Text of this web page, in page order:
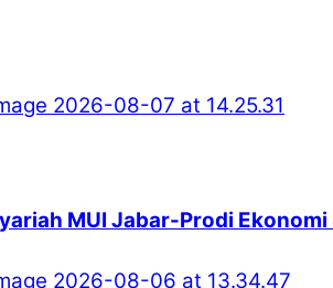
MUI Jabar-Prodi